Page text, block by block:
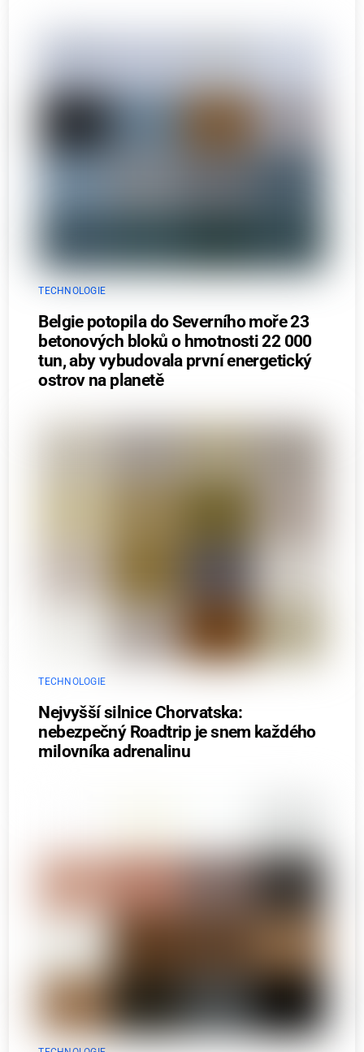
TECHNOLOGIE
Belgie potopila do Severního moře 23
betonových bloků o hmotnosti 22 000
tun, aby vybudovala první energetický
ostrov na planetě
TECHNOLOGIE
Nejvyšší silnice Chorvatska:
nebezpečný Roadtrip je snem každého
milovníka adrenalinu